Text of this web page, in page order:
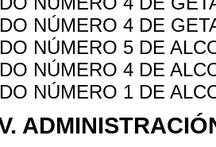
NÚMERO 4 DE
NÚMERO 5 DE
NÚMERO 4 DE
NÚMERO 1 DE